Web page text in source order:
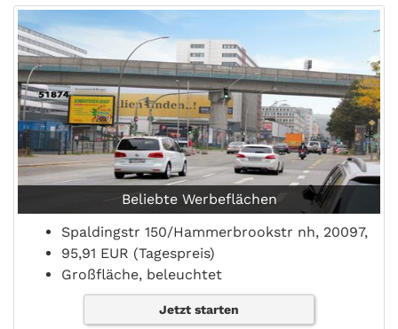
Beliebte Werbeflächen
Spaldingstr 150/Hammerbrookstr nh, 20097,
95,91 EUR (Tagespreis)
Großfläche, beleuchtet
Jetzt starten